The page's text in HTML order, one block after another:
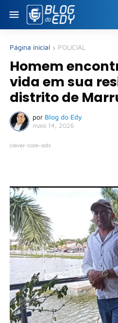
Página inicial POLICIAL
Homem
vida em sua
distrito de
por Blog do Edy
maio 14, 2026
clever-core-ads